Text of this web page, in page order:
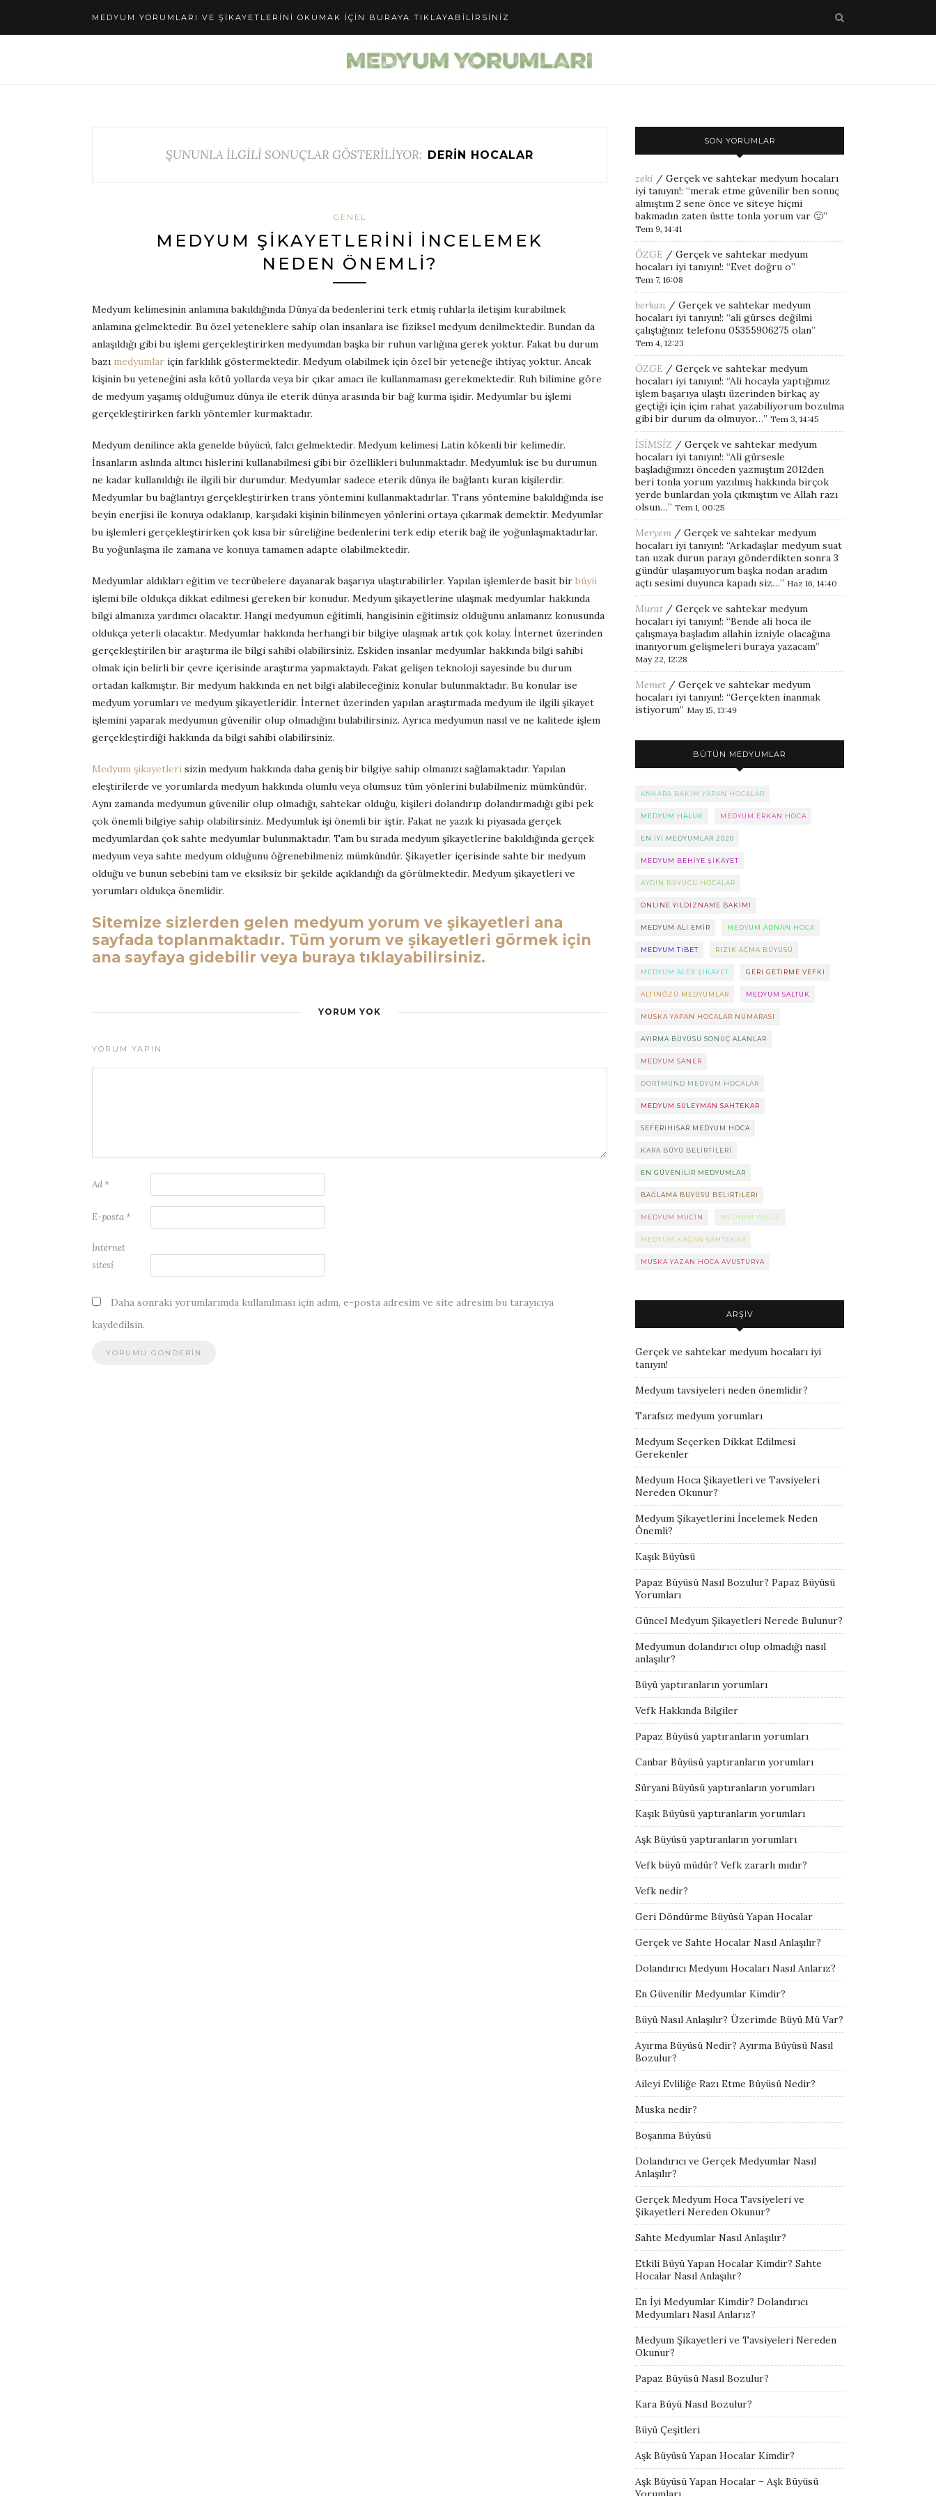
MEDYUM YORUMLARI VE ŞIKAYETLERINI OKUMAK IÇIN BURAYA TIKLAYABILIRSINIZ
ŞUNUNLA İLGİLİ SONUÇLAR GÖSTERİLİYOR: DERIN HOCALAR
GENEL
MEDYUM ŞIKAYETLERINI İNCELEMEK
NEDEN ÖNEMLI?
Medyum kelimesinin anlamına bakıldığında Dünya’da bedenlerini terk etmiş ruhlarla iletişim kurabilmek
anlamına gelmektedir. Bu özel yeteneklere sahip olan insanlara ise fiziksel medyum denilmektedir. Bundan da
anlaşıldığı gibi bu işlemi gerçekleştirirken medyumdan başka bir ruhun varlığına gerek yoktur. Fakat bu durum
bazı medyumlar için farklılık göstermektedir. Medyum olabilmek için özel bir yeteneğe ihtiyaç yoktur. Ancak
kişinin bu yeteneğini asla kötü yollarda veya bir çıkar amacı ile kullanmaması gerekmektedir. Ruh bilimine göre
de medyum yaşamış olduğumuz dünya ile eterik dünya arasında bir bağ kurma işidir. Medyumlar bu işlemi
gerçekleştirirken farklı yöntemler kurmaktadır.
Medyum denilince akla genelde büyücü, falcı gelmektedir. Medyum kelimesi Latin kökenli bir kelimedir.
İnsanların aslında altıncı hislerini kullanabilmesi gibi bir özellikleri bulunmaktadır. Medyumluk ise bu durumun
ne kadar kullanıldığı ile ilgili bir durumdur. Medyumlar sadece eterik dünya ile bağlantı kuran kişilerdir.
Medyumlar bu bağlantıyı gerçekleştirirken trans yöntemini kullanmaktadırlar. Trans yöntemine bakıldığında ise
beyin enerjisi ile konuya odaklanıp, karşıdaki kişinin bilinmeyen yönlerini ortaya çıkarmak demektir. Medyumlar
bu işlemleri gerçekleştirirken çok kısa bir süreliğine bedenlerini terk edip eterik bağ ile yoğunlaşmaktadırlar.
Bu yoğunlaşma ile zamana ve konuya tamamen adapte olabilmektedir.
Medyumlar aldıkları eğitim ve tecrübelere dayanarak başarıya ulaştırabilirler. Yapılan işlemlerde basit bir büyü
işlemi bile oldukça dikkat edilmesi gereken bir konudur. Medyum şikayetlerine ulaşmak medyumlar hakkında
bilgi almanıza yardımcı olacaktır. Hangi medyumun eğitimli, hangisinin eğitimsiz olduğunu anlamanız konusunda
oldukça yeterli olacaktır. Medyumlar hakkında herhangi bir bilgiye ulaşmak artık çok kolay. İnternet üzerinden
gerçekleştirilen bir araştırma ile bilgi sahibi olabilirsiniz. Eskiden insanlar medyumlar hakkında bilgi sahibi
olmak için belirli bir çevre içerisinde araştırma yapmaktaydı. Fakat gelişen teknoloji sayesinde bu durum
ortadan kalkmıştır. Bir medyum hakkında en net bilgi alabileceğiniz konular bulunmaktadır. Bu konular ise
medyum yorumları ve medyum şikayetleridir. İnternet üzerinden yapılan araştırmada medyum ile ilgili şikayet
işlemini yaparak medyumun güvenilir olup olmadığını bulabilirsiniz. Ayrıca medyumun nasıl ve ne kalitede işlem
gerçekleştirdiği hakkında da bilgi sahibi olabilirsiniz.
Medyum şikayetleri sizin medyum hakkında daha geniş bir bilgiye sahip olmanızı sağlamaktadır. Yapılan
eleştirilerde ve yorumlarda medyum hakkında olumlu veya olumsuz tüm yönlerini bulabilmeniz mümkündür.
Aynı zamanda medyumun güvenilir olup olmadığı, sahtekar olduğu, kişileri dolandırıp dolandırmadığı gibi pek
çok önemli bilgiye sahip olabilirsiniz. Medyumluk işi önemli bir iştir. Fakat ne yazık ki piyasada gerçek
medyumlardan çok sahte medyumlar bulunmaktadır. Tam bu sırada medyum şikayetlerine bakıldığında gerçek
medyum veya sahte medyum olduğunu öğrenebilmeniz mümkündür. Şikayetler içerisinde sahte bir medyum
olduğu ve bunun sebebini tam ve eksiksiz bir şekilde açıklandığı da görülmektedir. Medyum şikayetleri ve
yorumları oldukça önemlidir.
Sitemize sizlerden gelen medyum yorum ve şikayetleri ana
sayfada toplanmaktadır. Tüm yorum ve şikayetleri görmek için
ana sayfaya gidebilir veya buraya tıklayabilirsiniz.
YORUM YOK
YORUM YAPIN
Ad *
E-posta *
İnternet
sitesi
Daha sonraki yorumlarımda kullanılması için adım, e-posta adresim ve site adresim bu tarayıcıya
kaydedilsin.
SON YORUMLAR
zeki / Gerçek ve sahtekar medyum hocaları
iyi tanıyın!: “merak etme güvenilir ben sonuç
almıştım 2 sene önce ve siteye hiçmi
bakmadın zaten üstte tonla yorum var 🙂”
Tem 9, 14:41
ÖZGE / Gerçek ve sahtekar medyum
hocaları iyi tanıyın!: “Evet doğru o”
Tem 7, 16:08
berkan / Gerçek ve sahtekar medyum
hocaları iyi tanıyın!: “ali gürses değilmi
çalıştığınız telefonu 05355906275 olan”
Tem 4, 12:23
ÖZGE / Gerçek ve sahtekar medyum
hocaları iyi tanıyın!: “Ali hocayla yaptığımız
işlem başarıya ulaştı üzerinden birkaç ay
geçtiği için içim rahat yazabiliyorum bozulma
gibi bir durum da olmuyor…” Tem 3, 14:45
İSİMSİZ / Gerçek ve sahtekar medyum
hocaları iyi tanıyın!: “Ali gürsesle
başladığımızı önceden yazmıştım 2012den
beri tonla yorum yazılmış hakkında birçok
yerde bunlardan yola çıkmıştım ve Allah razı
olsun…” Tem 1, 00:25
Meryem / Gerçek ve sahtekar medyum
hocaları iyi tanıyın!: “Arkadaşlar medyum suat
tan uzak durun parayı gönderdikten sonra 3
gündür ulaşamıyorum başka nodan aradım
açtı sesimi duyunca kapadı siz…” Haz 16, 14:40
Murat / Gerçek ve sahtekar medyum
hocaları iyi tanıyın!: “Bende ali hoca ile
çalışmaya başladım allahin izniyle olacağına
inanıyorum gelişmeleri buraya yazacam”
May 22, 12:28
Memet / Gerçek ve sahtekar medyum
hocaları iyi tanıyın!: “Gerçekten inanmak
istiyorum” May 15, 13:49
BÜTÜN MEDYUMLAR
ANKARA BAKIM YAPAN HOCALAR
MEDYUM HALUK MEDYUM ERKAN HOCA
EN IYI MEDYUMLAR 2020
MEDYUM BEHIYE ŞIKAYET
AYDIN BÜYÜCÜ HOCALAR
ONLINE YILDIZNAME BAKIMI
MEDYUM ALI EMIR MEDYUM ADNAN HOCA
MEDYUM TIBET RIZIK AÇMA BÜYÜSÜ
MEDYUM ALEX ŞIKAYET GERI GETIRME VEFKI
ALTINÖZÜ MEDYUMLAR MEDYUM SALTUK
MUSKA YAPAN HOCALAR NUMARASI
AYIRMA BÜYÜSÜ SONUÇ ALANLAR
MEDYUM SANER
DORTMUND MEDYUM HOCALAR
MEDYUM SÜLEYMAN SAHTEKAR
SEFERIHISAR MEDYUM HOCA
KARA BÜYÜ BELIRTILERI
EN GÜVENILIR MEDYUMLAR
BAĞLAMA BÜYÜSÜ BELIRTILERI
MEDYUM MUCIN MEDYUM YUSUF
MEDYUM KAĞAN SAHTEKAR
MUSKA YAZAN HOCA AVUSTURYA
ARŞIV
Gerçek ve sahtekar medyum hocaları iyi
tanıyın!
Medyum tavsiyeleri neden önemlidir?
Tarafsız medyum yorumları
Medyum Seçerken Dikkat Edilmesi
Gerekenler
Medyum Hoca Şikayetleri ve Tavsiyeleri
Nereden Okunur?
Medyum Şikayetlerini İncelemek Neden
Önemli?
Kaşık Büyüsü
Papaz Büyüsü Nasıl Bozulur? Papaz Büyüsü
Yorumları
Güncel Medyum Şikayetleri Nerede Bulunur?
Medyumun dolandırıcı olup olmadığı nasıl
anlaşılır?
Büyü yaptıranların yorumları
Vefk Hakkında Bilgiler
Papaz Büyüsü yaptıranların yorumları
Canbar Büyüsü yaptıranların yorumları
Süryani Büyüsü yaptıranların yorumları
Kaşık Büyüsü yaptıranların yorumları
Aşk Büyüsü yaptıranların yorumları
Vefk büyü müdür? Vefk zararlı mıdır?
Vefk nedir?
Geri Döndürme Büyüsü Yapan Hocalar
Gerçek ve Sahte Hocalar Nasıl Anlaşılır?
Dolandırıcı Medyum Hocaları Nasıl Anlarız?
En Güvenilir Medyumlar Kimdir?
Büyü Nasıl Anlaşılır? Üzerimde Büyü Mü Var?
Ayırma Büyüsü Nedir? Ayırma Büyüsü Nasıl
Bozulur?
Aileyi Evliliğe Razı Etme Büyüsü Nedir?
Muska nedir?
Boşanma Büyüsü
Dolandırıcı ve Gerçek Medyumlar Nasıl
Anlaşılır?
Gerçek Medyum Hoca Tavsiyeleri ve
Şikayetleri Nereden Okunur?
Sahte Medyumlar Nasıl Anlaşılır?
Etkili Büyü Yapan Hocalar Kimdir? Sahte
Hocalar Nasıl Anlaşılır?
En İyi Medyumlar Kimdir? Dolandırıcı
Medyumları Nasıl Anlarız?
Medyum Şikayetleri ve Tavsiyeleri Nereden
Okunur?
Papaz Büyüsü Nasıl Bozulur?
Kara Büyü Nasıl Bozulur?
Büyü Çeşitleri
Aşk Büyüsü Yapan Hocalar Kimdir?
Aşk Büyüsü Yapan Hocalar – Aşk Büyüsü